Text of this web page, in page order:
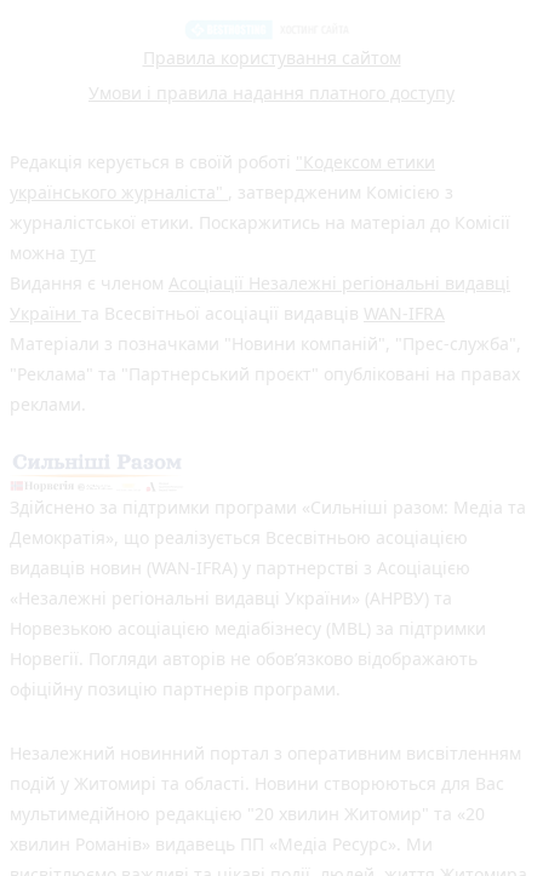
Правила користування сайтом
Умови і правила надання платного доступу
Редакція керується в своїй роботі "Кодексом етики
українського журналіста" , затвердженим Комісією з
журналістської етики. Поскаржитись на матеріал до Комісії
можна тут
Видання є членом Асоціації Незалежні регіональні видавці
України та Всесвітньої асоціації видавців WAN-IFRA
Матеріали з позначками "Новини компаній", "Прес-служба",
"Реклама" та "Партнерський проєкт" опубліковані на правах
реклами.
Здійснено за підтримки програми «Сильніші разом: Медіа та
Демократія», що реалізується Всесвітньою асоціацією
видавців новин (WAN-IFRA) у партнерстві з Асоціацією
«Незалежні регіональні видавці України» (АНРВУ) та
Норвезькою асоціацією медіабізнесу (MBL) за підтримки
Норвегії. Погляди авторів не обов’язково відображають
офіційну позицію партнерів програми.
Незалежний новинний портал з оперативним висвітленням
подій у Житомирі та області. Новини створюються для Вас
мультимедійною редакцією "20 хвилин Житомир" та «20
хвилин Романів» видавець ПП «Медіа Ресурс». Ми